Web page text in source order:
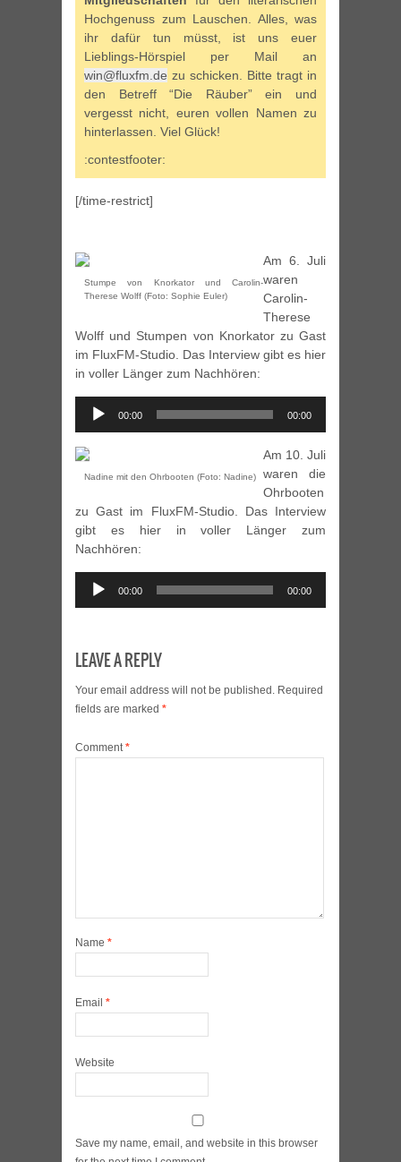
Hochgenuss zum Lauschen. Alles, was
ihr dafür tun müsst, ist uns euer
Lieblings-Hörspiel per Mail an
win@fluxfm.de zu schicken. Bitte tragt in
den Betreff “Die Räuber” ein und
vergesst nicht, euren vollen Namen zu
hinterlassen. Viel Glück!
:contestfooter:
[/time-restrict]
Stumpe von Knorkator und Carolin-
Therese Wolff (Foto: Sophie Euler)
Am 6. Juli
waren
Carolin-
Therese
Wolff und Stumpen von Knorkator zu Gast
im FluxFM-Studio. Das Interview gibt es hier
in voller Länger zum Nachhören:
Audio
Player
00:00 00:00
Nadine mit den Ohrbooten (Foto: Nadine)
Am 10. Juli
waren die
Ohrbooten
zu Gast im FluxFM-Studio. Das Interview
gibt es hier in voller Länger zum
Nachhören:
Audio
Player
00:00 00:00
LEAVE A REPLY
Your email address will not be published. Required
fields are marked *
Comment*
Name *
Email *
Website
Save my name, email, and website in this browser